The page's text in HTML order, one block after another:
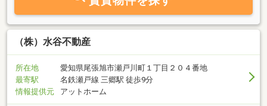
ベストな提案力・問題解決能力を磨いて参りました。不動産に関す
ることなら何でもご相談ください。総合力で皆様の期待に応えて参
ります。どうぞ宜しくお願い致します！
（株）水谷不動産
所在地
愛知県尾張旭市瀬戸川町１丁目２０４番地
最寄駅
名鉄瀬戸線 三郷駅 徒歩9分
情報提供元
アットホーム